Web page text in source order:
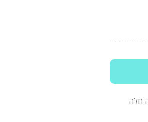
50 יחידות ומטה חלה